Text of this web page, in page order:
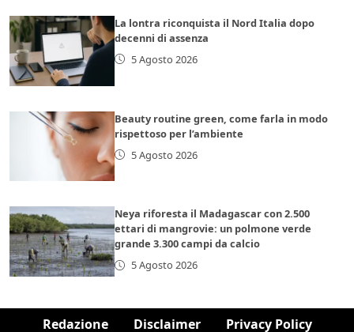
La lontra riconquista il Nord Italia dopo
decenni di assenza
5 Agosto 2026
Beauty routine green, come farla in modo
rispettoso per l’ambiente
5 Agosto 2026
Neya riforesta il Madagascar con 2.500
ettari di mangrovie: un polmone verde
grande 3.300 campi da calcio
5 Agosto 2026
Redazione Disclaimer Privacy Policy